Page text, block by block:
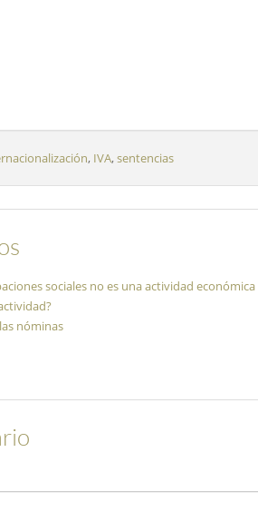
, IVA,sentencias
sociales no es una actividad económica
nóminas